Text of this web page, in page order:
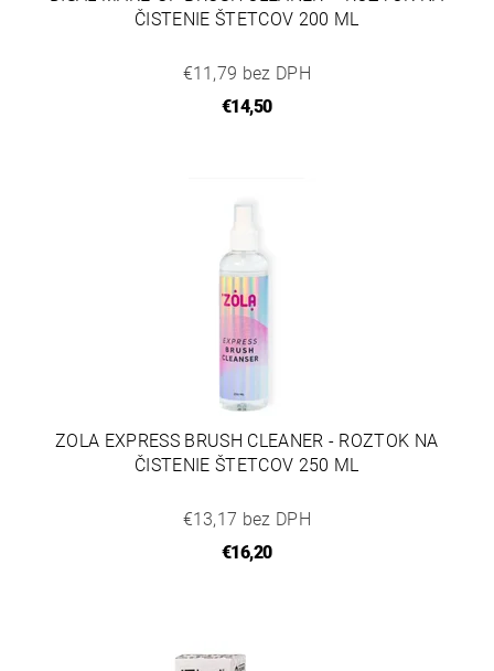
ČISTENIE ŠTETCOV 200 ML
€11,79 bez DPH
€14,50
ZOLA EXPRESS BRUSH CLEANER - ROZTOK NA
ČISTENIE ŠTETCOV 250 ML
€13,17 bez DPH
€16,20